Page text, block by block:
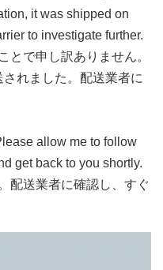
it was shipped on
to investigate further.
とで申し訳ありません。
れました。配送業者に
allow me to follow
get back to you shortly.
配送業者に確認し、すぐ